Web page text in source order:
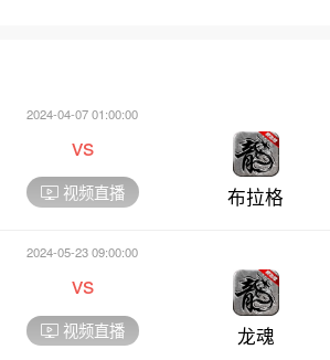
2024-04-07 01:00:00
vs
视频直播 布拉格
2024-05-23 09:00:00
vs
视频直播 龙魂